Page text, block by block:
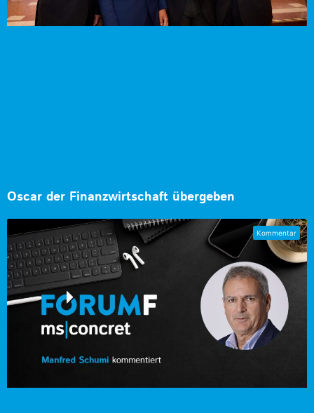
Oscar der Finanzwirtschaft übergeben